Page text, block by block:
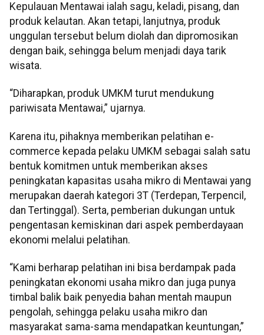
Kepulauan Mentawai ialah sagu, keladi, pisang, dan
produk kelautan. Akan tetapi, lanjutnya, produk
unggulan tersebut belum diolah dan dipromosikan
dengan baik, sehingga belum menjadi daya tarik
wisata.
“Diharapkan, produk UMKM turut mendukung
pariwisata Mentawai,” ujarnya.
Karena itu, pihaknya memberikan pelatihan e-
commerce kepada pelaku UMKM sebagai salah satu
bentuk komitmen untuk memberikan akses
peningkatan kapasitas usaha mikro di Mentawai yang
merupakan daerah kategori 3T (Terdepan, Terpencil,
dan Tertinggal). Serta, pemberian dukungan untuk
pengentasan kemiskinan dari aspek pemberdayaan
ekonomi melalui pelatihan.
“Kami berharap pelatihan ini bisa berdampak pada
peningkatan ekonomi usaha mikro dan juga punya
timbal balik baik penyedia bahan mentah maupun
pengolah, sehingga pelaku usaha mikro dan
masyarakat sama-sama mendapatkan keuntungan,”